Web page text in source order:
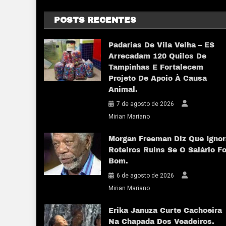
POSTS RECENTES
Padarias De Vila Velha – ES
Arrecadam 120 Quilos De
Tampinhas E Fortalecem
Projeto De Apoio À Causa
Animal.
7 de agosto de 2026
Mirian Mariano
Morgan Freeman Diz Que
Roteiros Ruins Se O Salário
Bom.
6 de agosto de 2026
Mirian Mariano
Erika Januza Curte Cachoeira
Na Chapada Dos Veadeiros.